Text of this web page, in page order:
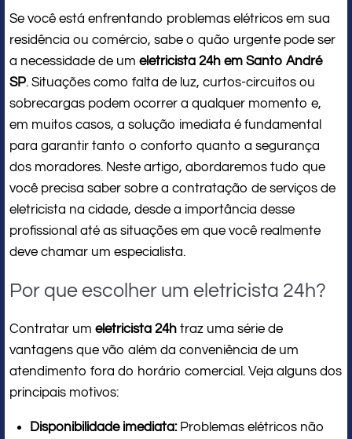
Se você está enfrentando problemas elétricos em sua
residência ou comércio, sabe o quão urgente pode ser
a necessidade de um eletricista 24h em Santo André
SP. Situações como falta de luz, curtos-circuitos ou
sobrecargas podem ocorrer a qualquer momento e,
em muitos casos, a solução imediata é fundamental
para garantir tanto o conforto quanto a segurança
dos moradores. Neste artigo, abordaremos tudo que
você precisa saber sobre a contratação de serviços de
eletricista na cidade, desde a importância desse
profissional até as situações em que você realmente
deve chamar um especialista.
Por que escolher um eletricista 24h?
Contratar um eletricista 24h traz uma série de
vantagens que vão além da conveniência de um
atendimento fora do horário comercial. Veja alguns dos
principais motivos:
Disponibilidade imediata:Problemas elétricos não